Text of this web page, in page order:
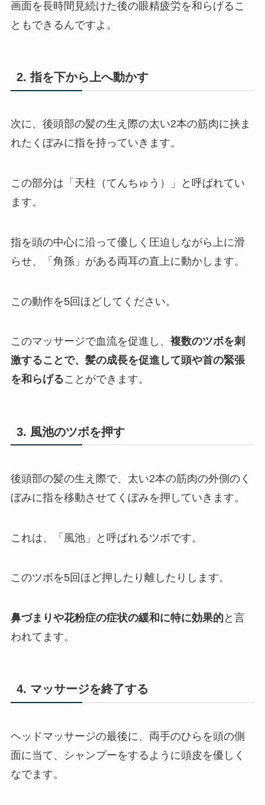
画面を長時間見続けた後の眼精疲労を和らげるこ
ともできるんですよ。
2. 指を下から上へ動かす
次に、後頭部の髪の生え際の太い2本の筋肉に挟ま
れたくぼみに指を持っていきます。
この部分は「天柱（てんちゅう）」と呼ばれてい
ます。
指を頭の中心に沿って優しく圧迫しながら上に滑
らせ、「角孫」がある両耳の直上に動かします。
この動作を5回ほどしてください。
このマッサージで血流を促進し、 複数のツボを刺
激することで、髪の成長を促進して頭や首の緊張
を和らげることができます。
3. 風池のツボを押す
後頭部の髪の生え際で、太い2本の筋肉の外側のく
ぼみに指を移動させてくぼみを押していきます。
これは、「風池」と呼ばれるツボです。
このツボを5回ほど押したり離したりします。
鼻づまりや花粉症の症状の緩和に特に効果的と言
われてます。
4. マッサージを終了する
ヘッドマッサージの最後に、両手のひらを頭の側
面に当て、シャンプーをするように頭皮を優しく
なでます。